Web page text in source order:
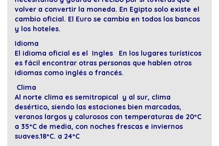
volver a convertir la moneda. En Egipto solo existe el
cambio oficial. El Euro se cambia en todos los bancos
y los hoteles.
Idioma
El idioma oficial es el Ingles En los lugares turísticos
es fácil encontrar otras personas que hablen otros
idiomas como inglés o francés.
Clima
Al norte clima es semitropical y al sur, clima
desértico, siendo las estaciones bien marcadas,
veranos largos y calurosos con temperaturas de 20ºC
a 35ºC de media, con noches frescas e inviernos
suaves.18ºC. a 24ºC